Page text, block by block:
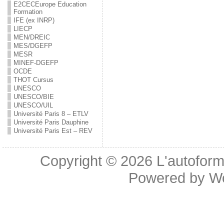
E2CECEurope Education
Formation
IFE (ex INRP)
LIECP
MEN/DREIC
MES/DGEFP
MESR
MINEF-DGEFP
OCDE
THOT Cursus
UNESCO
UNESCO/BIE
UNESCO/UIL
Université Paris 8 – ETLV
Université Paris Dauphine
Université Paris Est – REV
Copyright © 2026
Powered by